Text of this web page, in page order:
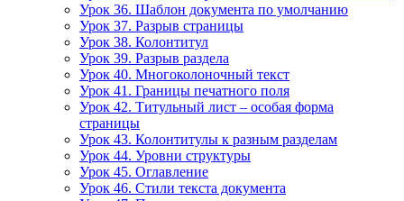
Урок 36. Шаблон документа по умолчанию
Урок 37. Разрыв страницы
Урок 38. Колонтитул
Урок 39. Разрыв раздела
Урок 40. Многоколоночный текст
Урок 41. Границы печатного поля
Урок 42. Титульный лист – особая форма
страницы
Урок 43. Колонтитулы к разным разделам
Урок 44. Уровни структуры
Урок 45. Оглавление
Урок 46. Стили текста документа